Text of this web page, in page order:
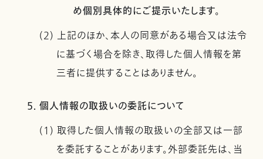
め個別具体的にご提示いたします。
(2) 上記のほか、本人の同意がある場合又は法令
に基づく場合を除き、取得した個人情報を第
三者に提供することはありません。
5. 個人情報の取扱いの委託について
(1) 取得した個人情報の取扱いの全部又は一部
を委託することがあります。外部委託先は、当